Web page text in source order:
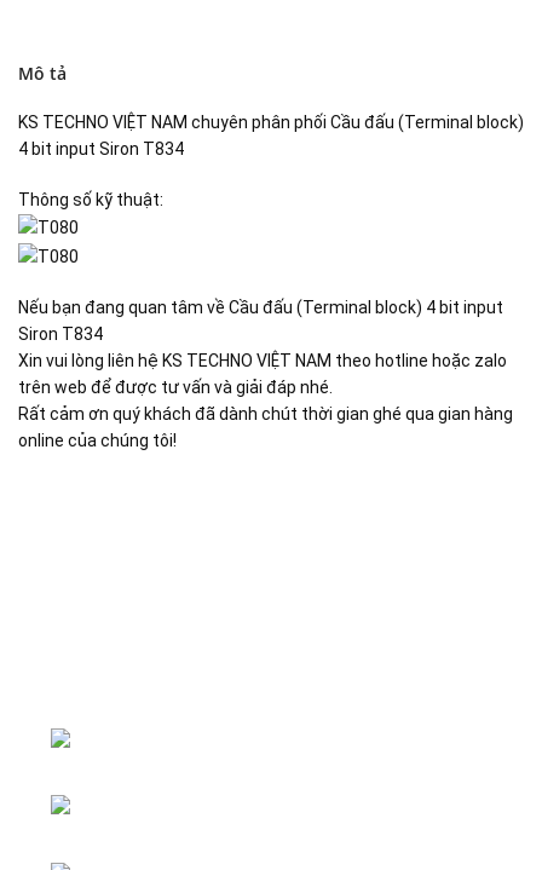
Mô tả
KS TECHNO VIỆT NAM chuyên phân phối Cầu đấu (Terminal block)
4 bit input Siron T834
Thông số kỹ thuật:
Nếu bạn đang quan tâm về Cầu đấu (Terminal block) 4 bit input
Siron T834
Xin vui lòng liên hệ KS TECHNO VIỆT NAM theo hotline hoặc zalo
trên web để được tư vấn và giải đáp nhé.
Rất cảm ơn quý khách đã dành chút thời gian ghé qua gian hàng
online của chúng tôi!